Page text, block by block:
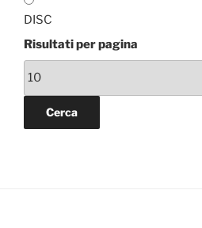
DISC
Risultati per pagina